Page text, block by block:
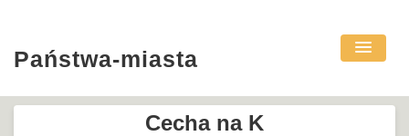
Państwa-miasta
Cecha na K